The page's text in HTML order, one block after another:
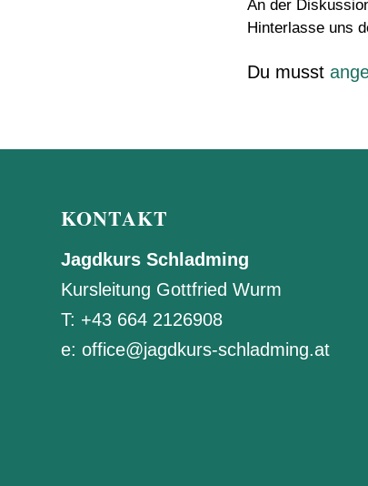
An der
Hinterlasse uns
Du musst
KONTAKT
Jagdkurs Schladming
Kursleitung Gottfried Wurm
T: +43 664 2126908
e: office@jagdkurs-schladming.at